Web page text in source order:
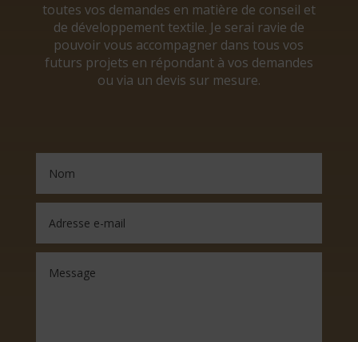
toutes vos demandes en matière de conseil et
de développement textile. Je serai ravie de
pouvoir vous accompagner dans tous vos
futurs projets en répondant à vos demandes
ou via un devis sur mesure.